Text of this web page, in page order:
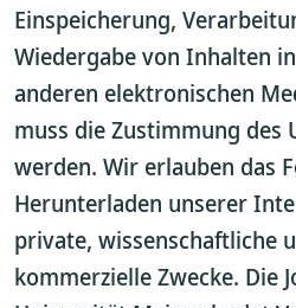
Einspeicherung,
Wiedergabe von Inhalten
anderen elektronischen
muss die Zustimmung des
werden. Wir erlauben das
Herunterladen unserer
private, wissenschaftliche
kommerzielle Zwecke. Die